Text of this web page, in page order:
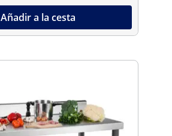
Añadir a la cesta